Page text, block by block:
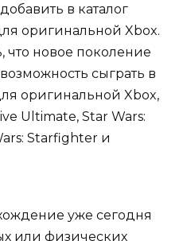
в каталог
оригинальной Xbox.
новое поколение
сыграть в
оригинальной Xbox,
Ultimate, Star Wars:
Starfighter и
уже сегодня
или физических